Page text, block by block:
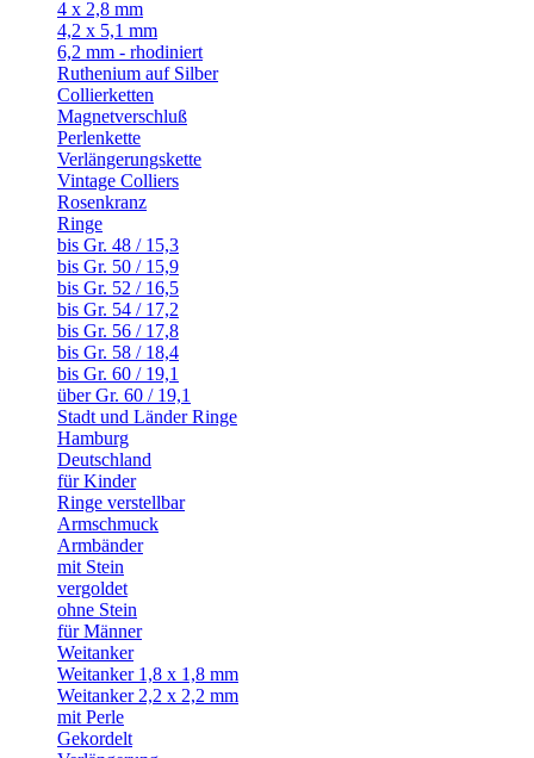
4 x 2,8 mm
4,2 x 5,1 mm
6,2 mm - rhodiniert
Ruthenium auf Silber
Collierketten
Magnetverschluß
Perlenkette
Verlängerungskette
Vintage Colliers
Rosenkranz
Ringe
bis Gr. 48 / 15,3
bis Gr. 50 / 15,9
bis Gr. 52 / 16,5
bis Gr. 54 / 17,2
bis Gr. 56 / 17,8
bis Gr. 58 / 18,4
bis Gr. 60 / 19,1
über Gr. 60 / 19,1
Stadt und Länder Ringe
Hamburg
Deutschland
für Kinder
Ringe verstellbar
Armschmuck
Armbänder
mit Stein
vergoldet
ohne Stein
für Männer
Weitanker
Weitanker 1,8 x 1,8 mm
Weitanker 2,2 x 2,2 mm
mit Perle
Gekordelt